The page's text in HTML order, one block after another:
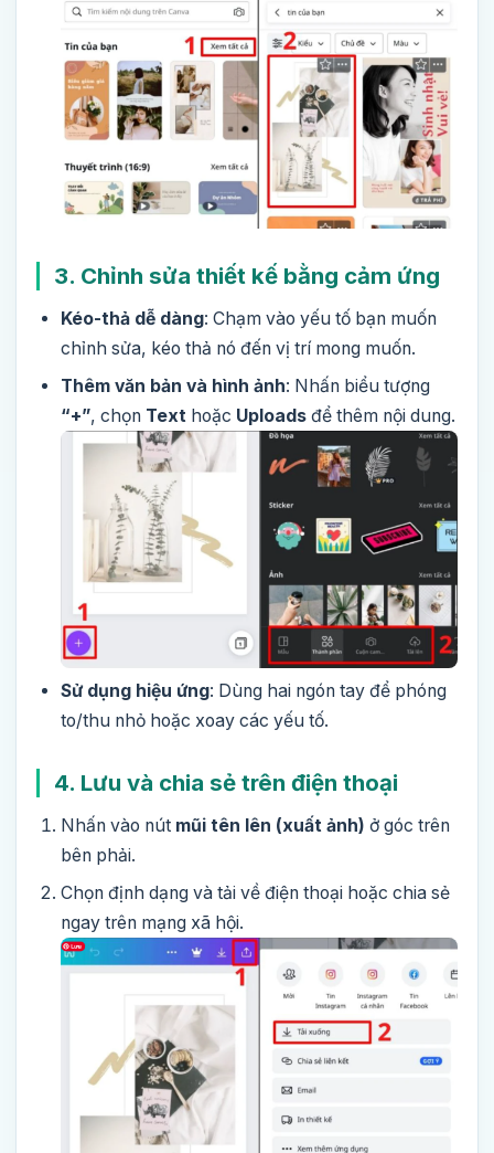
3. Chỉnh sửa thiết kế bằng cảm ứng
Kéo-thả dễ dàng: Chạm vào yếu tố bạn muốn
chỉnh sửa, kéo thả nó đến vị trí mong muốn.
Thêm văn bản và hình ảnh: Nhấn biểu tượng
“+”, chọn Text hoặc Uploads để thêm nội dung.
Sử dụng hiệu ứng: Dùng hai ngón tay để phóng
to/thu nhỏ hoặc xoay các yếu tố.
4. Lưu và chia sẻ trên điện thoại
Nhấn vào nút mũi tên lên (xuất ảnh) ở góc trên
bên phải.
Chọn định dạng và tải về điện thoại hoặc chia sẻ
ngay trên mạng xã hội.